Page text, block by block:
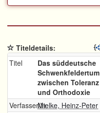
Titeldetails:
Titel
Das süddeutsche
Schwenkfeldertum
zwischen Toleranz
und Orthodoxie
Verfasser/inMielke, Heinz-Peter